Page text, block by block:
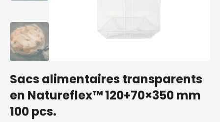
Sacs alimentaires transparents
en Natureflex™ 120+70×350 mm
100 pcs.